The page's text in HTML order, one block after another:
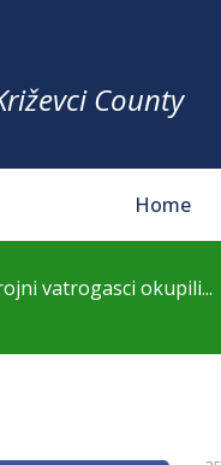
County
Home
vatrogasci okupili...